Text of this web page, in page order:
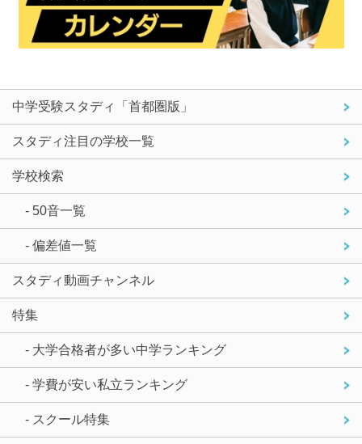
中学受験スタディ「首都圏版」
スタディ注目の学校一覧
学校検索
- 50音一覧
- 偏差値一覧
スタディ動画チャンネル
特集
- 大学合格者が多い中学ランキング
- 学費が安い私立ランキング
- スクール特集